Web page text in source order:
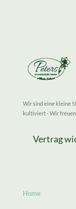
Wir sind eine kleine
kultiviert - Wir
Vertrag
Home